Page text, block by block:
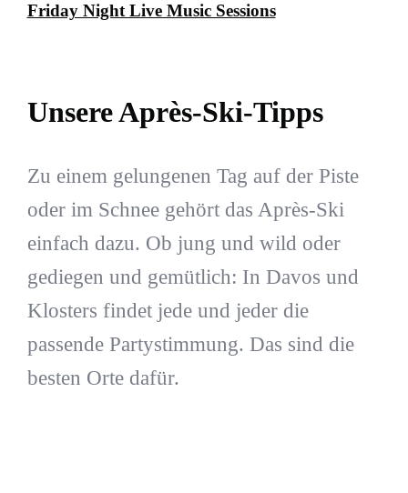
Friday Night Live Music Sessions
Unsere Après-Ski-Tipps
Zu einem gelungenen Tag auf der Piste
oder im Schnee gehört das Après-Ski
einfach dazu. Ob jung und wild oder
gediegen und gemütlich: In Davos und
Klosters findet jede und jeder die
passende Partystimmung. Das sind die
besten Orte dafür.